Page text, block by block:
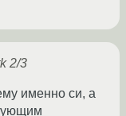
2/3
именно си, а